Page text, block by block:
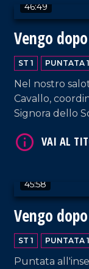
46:49
Vengo
ST 1 PUNTATA
Nel nostro
Cavallo,
Signora dello
come la
45:58
Vengo
ST 1 PUNTATA
Puntata
VAI AL TITOLO